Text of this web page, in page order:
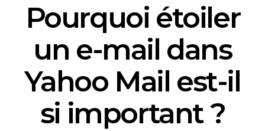
Pourquoi étoiler
un e-mail dans
Yahoo Mail est-il
si important ?